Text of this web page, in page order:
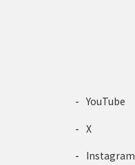
YouTube
X
Instagram